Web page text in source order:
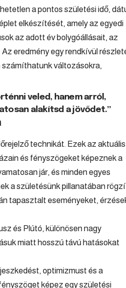
a pontos születési idő,
elkészítését, amely az egyedi
az adott év bolygóállásait, az
eredmény egy rendkívül
változásokra,
veled, hanem arról,
alakítsd a jövődet.”
technikát. Ezek az aktuális
és fényszögeket képeznek a
jár, és minden egyes
a születésünk pillanatában
tapasztalt eseményeket,
és Plútó, különösen nagy
miatt hosszú távú hatásokat
optimizmust és a
képez egy születési